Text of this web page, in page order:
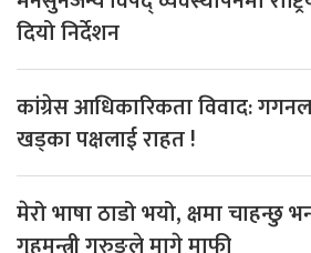
दियो निर्देशन
कांग्रेस आधिकारिकता विवाद:
खड्का पक्षलाई राहत !
मेरो भाषा ठाडो भयो, क्षमा चाहन्छु